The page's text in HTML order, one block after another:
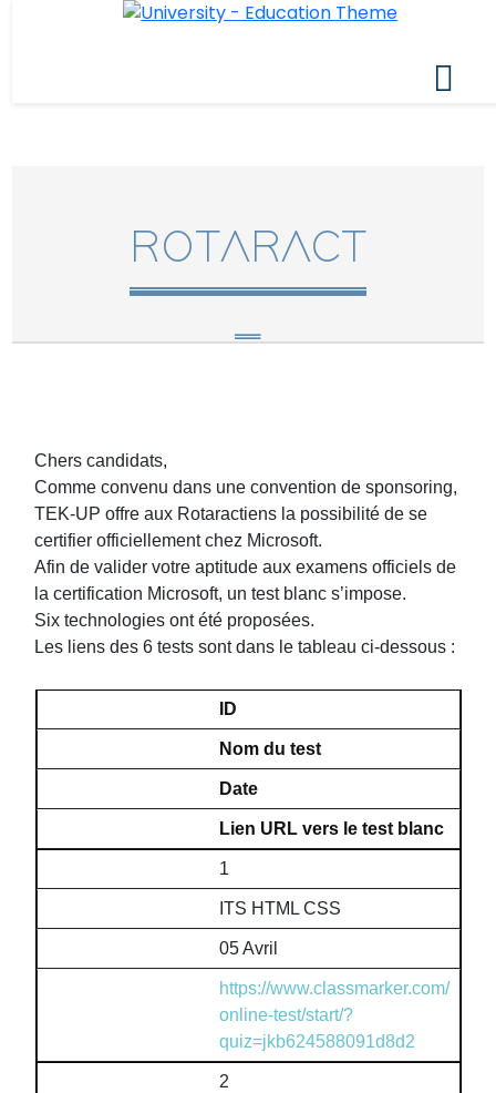
ROTARACT
Chers candidats,
Comme convenu dans une convention de sponsoring,
TEK-UP offre aux Rotaractiens la possibilité de se
certifier officiellement chez Microsoft.
Afin de valider votre aptitude aux examens officiels de
la certification Microsoft, un test blanc s’impose.
Six technologies ont été proposées.
Les liens des 6 tests sont dans le tableau ci-dessous :
ID
Nom du test
Date
Lien URL vers le test blanc
1
ITS HTML CSS
05 Avril
https://www.classmarker.com/
online-test/start/?
quiz=jkb624588091d8d2
2